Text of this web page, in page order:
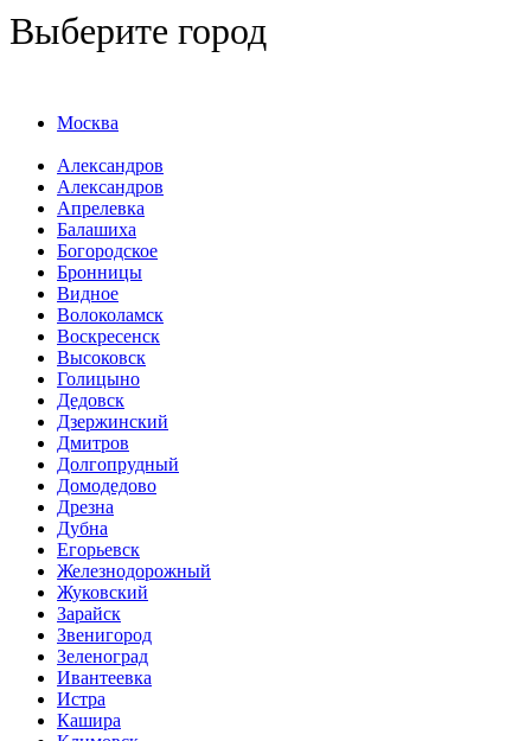
Выберите город
Москва
Александров
Александров
Апрелевка
Балашиха
Богородское
Бронницы
Видное
Волоколамск
Воскресенск
Высоковск
Голицыно
Дедовск
Дзержинский
Дмитров
Долгопрудный
Домодедово
Дрезна
Дубна
Егорьевск
Железнодорожный
Жуковский
Зарайск
Звенигород
Зеленоград
Ивантеевка
Истра
Кашира